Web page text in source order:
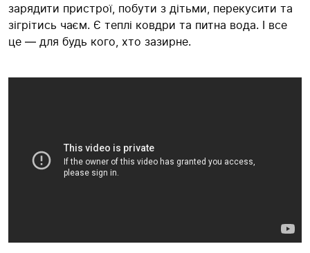
зарядити пристрої, побути з дітьми, перекусити та
зігрітись чаєм. Є теплі ковдри та питна вода. І все
це — для будь кого, хто зазирне.